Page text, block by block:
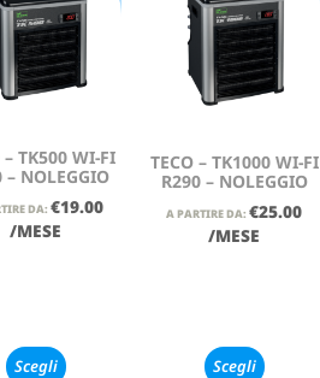
– TK500 WI-FI
– NOLEGGIO
DA: €19.00
/MESE
Scegli
TECO – TK1000 WI-FI
R290 – NOLEGGIO
A PARTIRE DA: €25.00
/MESE
Scegli